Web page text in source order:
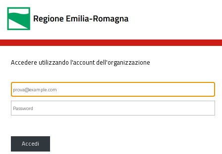
Accedere utilizzando l'account dell'organizzazione
Accedi